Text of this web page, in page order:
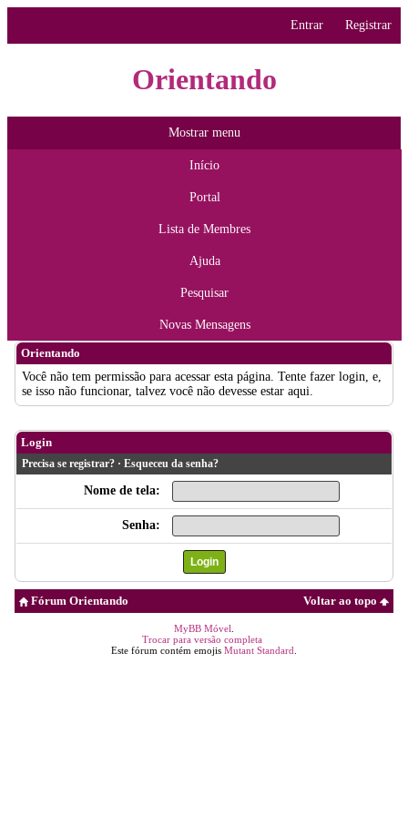
Entrar Registrar
Orientando
Mostrar menu
Início
Portal
Lista de Membres
Ajuda
Pesquisar
Novas Mensagens
Orientando
Você não tem permissão para acessar esta página. Tente fazer login, e,
se isso não funcionar, talvez você não devesse estar aqui.
Login
Precisa se registrar? · Esqueceu da senha?
Nome de tela:
Senha:
Voltar ao topo
Fórum Orientando
MyBB Móvel
Trocar para versão completa
Este fórum contém emojis Mutant Standard